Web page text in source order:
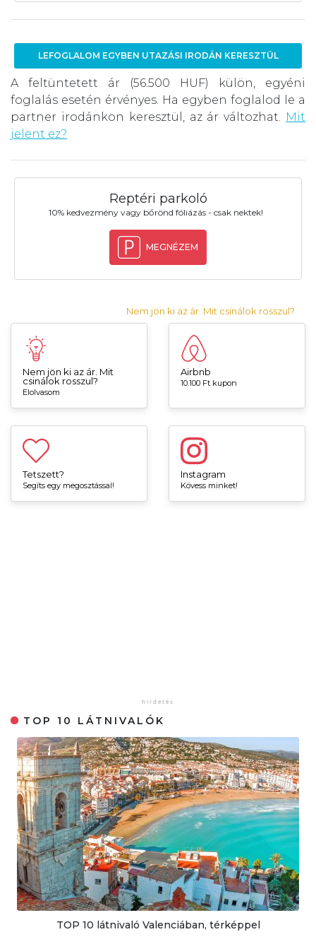
LEFOGLALOM EGYBEN UTAZÁSI IRODÁN KERESZTÜL
A feltüntetett ár (56.500 HUF) külön, egyéni
foglalás esetén érvényes. Ha egyben foglalod le a
partner irodánkon keresztül, az ár változhat. Mit
jelent ez?
Reptéri parkoló
10% kedvezmény vagy bőrönd fóliázás - csak nektek!
MEGNÉZEM
Nem jön ki az ár. Mit csinálok rosszul?
Nem jön ki az ár. Mit
csinálok rosszul?
Elolvasom
Airbnb
10.100 Ft kupon
Tetszett?
Segíts egy megosztással!
Instagram
Kövess minket!
TOP 10 LÁTNIVALÓK
TOP 10 látnivaló Valenciában, térképpel